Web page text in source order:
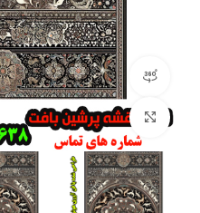
مشاهده 360 درجه
بزرگنمایی تصویر